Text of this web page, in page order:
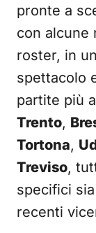
pronte a
con alcune
roster, in
spettacolo
partite più
Trento,
Tortona,
Treviso,
specifici
recenti